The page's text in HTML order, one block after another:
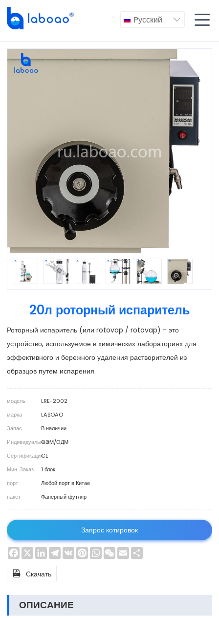
Pусский  
20л роторный испаритель
Роторный испаритель (или rotovap / rotovap) - это
устройство, используемое в химических лабораториях для
эффективного и бережного удаления растворителей из
образцов путем испарения.
модель
LRE-2002
марка
LABOAO
Запас
В наличии
ИндивидуальныеОЭМ/ОДМ
СертификацияCE
Мин. Заказ
1 блок
порт
Любой порт в Китае
пакет
Фанерный футляр
Запрос котировок
Facebook
X LinkedInTelegram
VK PinterestWhatsApp
WeChat
Email
 Скачать
ОПИСАНИЕ